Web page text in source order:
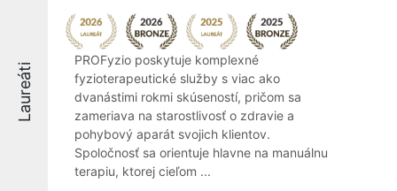
Laureáti
PROFyzio poskytuje komplexné
fyzioterapeutické služby s viac ako
dvanástimi rokmi skúseností, pričom sa
zameriava na starostlivosť o zdravie a
pohybový aparát svojich klientov.
Spoločnosť sa orientuje hlavne na manuálnu
terapiu, ktorej cieľom ...